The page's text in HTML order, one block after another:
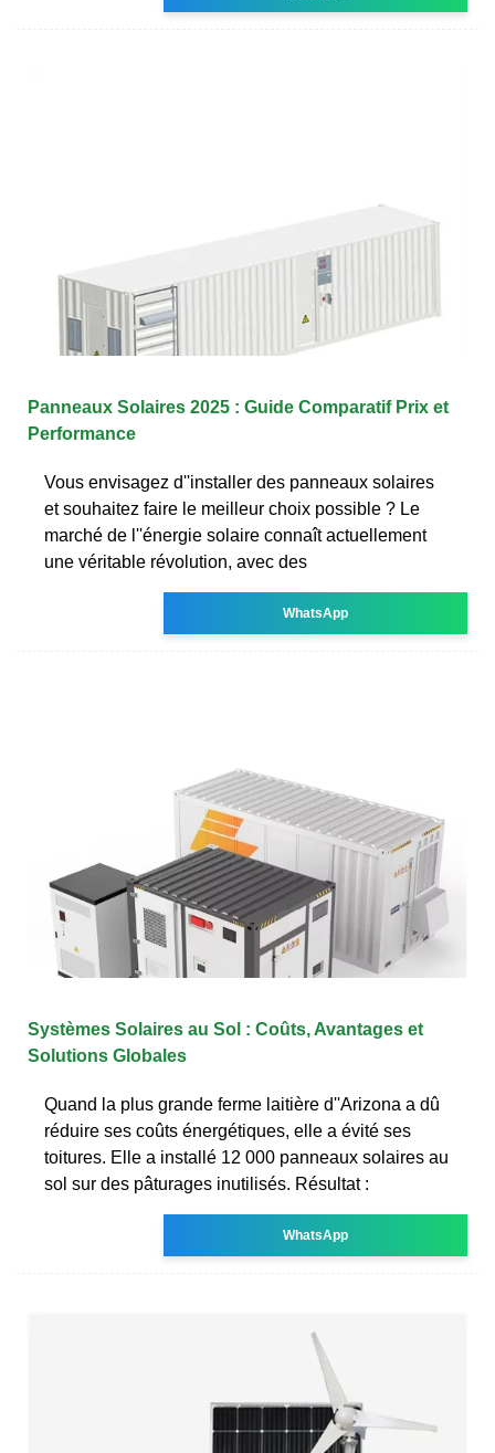
Panneaux Solaires 2025 : Guide Comparatif Prix et
Performance
Vous envisagez d''installer des panneaux solaires
et souhaitez faire le meilleur choix possible ? Le
marché de l''énergie solaire connaît actuellement
une véritable révolution, avec des
WhatsApp
Systèmes Solaires au Sol : Coûts, Avantages et
Solutions Globales
Quand la plus grande ferme laitière d''Arizona a dû
réduire ses coûts énergétiques, elle a évité ses
toitures. Elle a installé 12 000 panneaux solaires au
sol sur des pâturages inutilisés. Résultat :
WhatsApp